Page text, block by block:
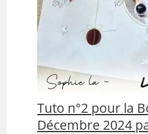
Tuto n°2 pour la
Décembre 2024